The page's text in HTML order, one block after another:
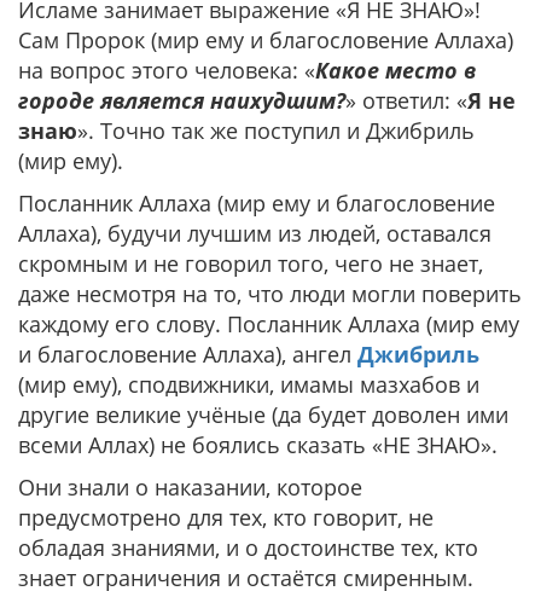
Исламе занимает выражение «Я НЕ ЗНАЮ»!
Сам Пророк (мир ему и благословение Аллаха)
на вопрос этого человека: «Какое место в
городе является наихудшим?» ответил: «Я не
знаю». Точно так же поступил и Джибриль
(мир ему).
Посланник Аллаха (мир ему и благословение
Аллаха), будучи лучшим из людей, оставался
скромным и не говорил того, чего не знает,
даже несмотря на то, что люди могли поверить
каждому его слову. Посланник Аллаха (мир ему
и благословение Аллаха), ангел Джибриль
(мир ему), сподвижники, имамы мазхабов и
другие великие учёные (да будет доволен ими
всеми Аллах) не боялись сказать «НЕ ЗНАЮ».
Они знали о наказании, которое
предусмотрено для тех, кто говорит, не
обладая знаниями, и о достоинстве тех, кто
знает ограничения и остаётся смиренным.